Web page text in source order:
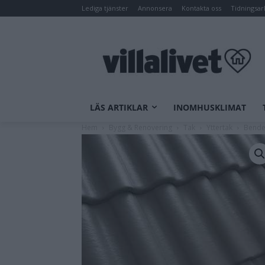
Lediga tjänster Annonsera Kontakta oss
LÄS ARTIKLAR INOMHUSKLIMAT